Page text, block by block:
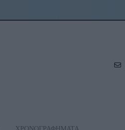
ΧΡΟΝΟΓΡΑΦΗΜΑΤΑ